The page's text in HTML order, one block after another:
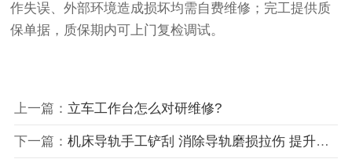
作失误、外部环境造成损坏均需自费维修；完工提供质
保单据，质保期内可上门复检调试。
上一篇： 立车工作台怎么对研维修?
下一篇： 机床导轨手工铲刮 消除导轨磨损拉伤 提升设备精度需要人工铲刮吗?